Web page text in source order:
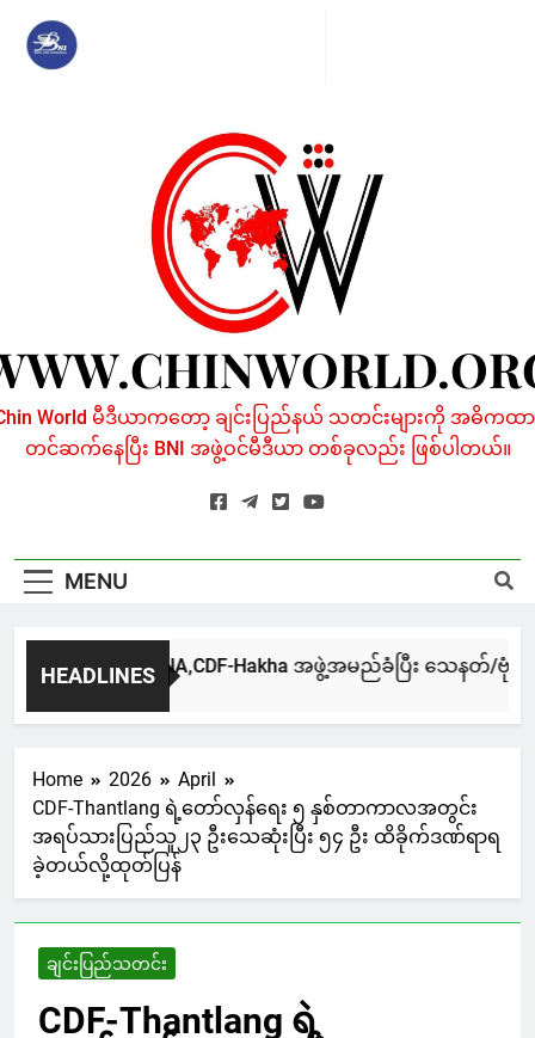
content
World မီဒီယာကတော့ ချင်းပြည်နယ် သတင်းများကို အဓိကထာ
တင်ဆက်နေပြီး BNI အဖွဲ့ဝင်မီဒီယာ တစ်ခုလည်း ဖြစ်ပါတယ်။
MENU
HEADLINES
ဟားခါးမြို့မှာ CNA,CDF-Hakha အဖွဲ့အမည်ခံပြီး သေနတ်/
22 Mins Ago
Home 2026
April
CDF-Thantlang ရဲ့တော်လှန်ရေး ၅ နှစ်တာကာလအတွင်း
အရပ်သားပြည်သူ၂၃ ဦးသေဆုံးပြီး ၅၄ ဦး ထိခိုက်ဒဏ်ရာရ
ခဲ့တယ်လို့ထုတ်ပြန်
ချင်းပြည်သတင်း
CDF-Thantlang ရဲ့